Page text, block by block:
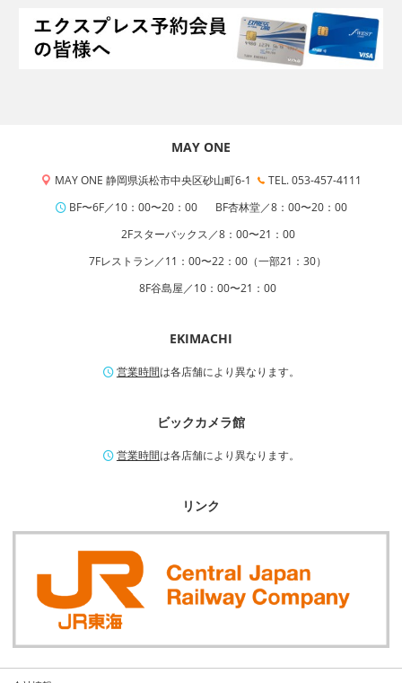
MAY ONE
MAY ONE 静岡県浜松市中央区砂山町6-1
TEL. 053-457-4111
BF〜6F／10：00〜20：00
BF杏林堂／8：00〜20：00
2Fスターバックス／8：00〜21：00
7Fレストラン／11：00〜22：00（一部21：30）
8F谷島屋／10：00〜21：00
EKIMACHI
営業時間は各店舗により異なります。
ビックカメラ館
営業時間は各店舗により異なります。
リンク